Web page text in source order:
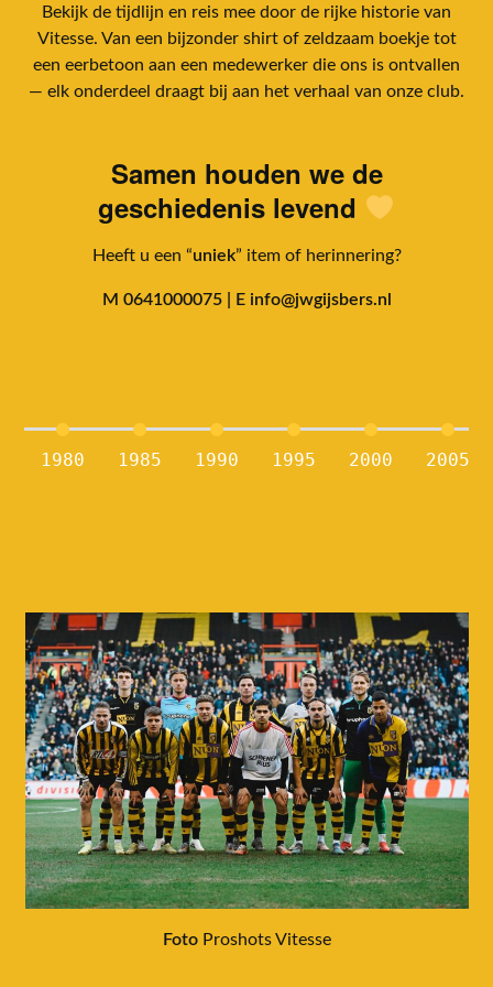
Bekijk de tijdlijn en reis mee door de rijke historie van
Vitesse. Van een bijzonder shirt of zeldzaam boekje tot
een eerbetoon aan een medewerker die ons is ontvallen
— elk onderdeel draagt bij aan het verhaal van onze club.
Samen houden we de
geschiedenis levend
Heeft u een “uniek” item of herinnering?
M 0641000075 | E info@jwgijsbers.nl
1980 1985 1990 1995 2000 2005
FotoProshots Vitesse